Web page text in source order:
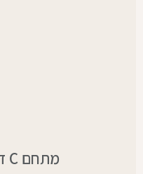
מתחם C דרום, ראש העין